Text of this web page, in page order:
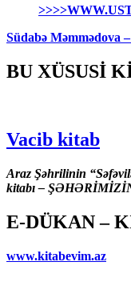
Südabə Məmmədova
BU XÜSUSİ
Vacib kitab
Araz Şəhrilinin
kitabı –
E-DÜKAN –
www.kitabevim.az